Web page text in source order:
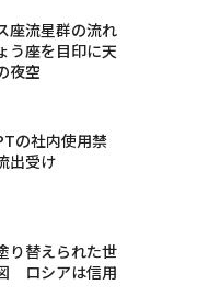
座流星群の流れ
う座を目印に天
夜空
の社内使用禁
出受け
り替えられた世
ロシアは信用